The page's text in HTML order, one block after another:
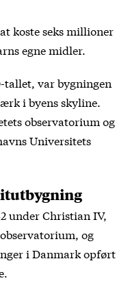
koste seks millioner
egne midler.
tallet, var bygningen
i byens skyline.
observatorium og
Universitets
under Christian IV,
og
i Danmark opført